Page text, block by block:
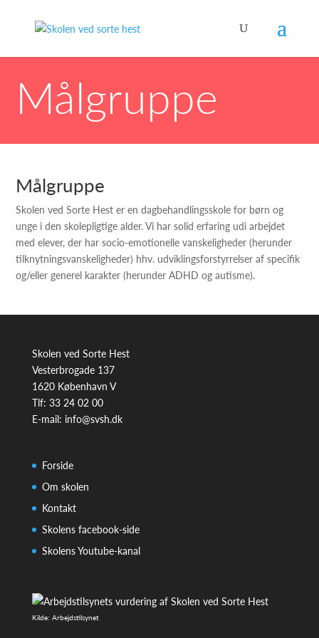
Målgruppe
Målgruppe
Skolen ved Sorte Hest er en dagbehandlingsskole for børn og
unge i den skolepligtige alder. Vi har solid erfaring udi arbejdet
med elever, der harsocio-emotionelle vanskeligheder (herunder
tilknytningsvanskeligheder) hhv. udviklingsforstyrrelser af specifik
og/eller generel karakter (herunder ADHD og autisme).
Skolen ved Sorte Hest
Vesterbrogade 137
1620 København V
Tlf: 33 24 02 00
E-mail: info@svsh.dk
Forside
Om skolen
Kontakt
Skolens facebook-side
Skolens Youtube-kanal
Kilde: Arbejdstilsynet